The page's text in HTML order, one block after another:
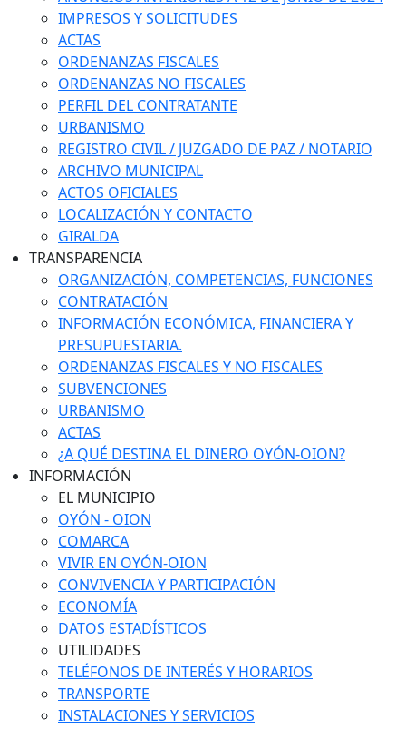
IMPRESOS Y SOLICITUDES
ACTAS
ORDENANZAS FISCALES
ORDENANZAS NO FISCALES
PERFIL DEL CONTRATANTE
URBANISMO
REGISTRO CIVIL / JUZGADO DE PAZ / NOTARIO
ARCHIVO MUNICIPAL
ACTOS OFICIALES
LOCALIZACIÓN Y CONTACTO
GIRALDA
TRANSPARENCIA
ORGANIZACIÓN, COMPETENCIAS, FUNCIONES
CONTRATACIÓN
INFORMACIÓN ECONÓMICA, FINANCIERA Y
PRESUPUESTARIA.
ORDENANZAS FISCALES Y NO FISCALES
SUBVENCIONES
URBANISMO
ACTAS
¿A QUÉ DESTINA EL DINERO OYÓN-OION?
INFORMACIÓN
EL MUNICIPIO
OYÓN - OION
COMARCA
VIVIR EN OYÓN-OION
CONVIVENCIA Y PARTICIPACIÓN
ECONOMÍA
DATOS ESTADÍSTICOS
UTILIDADES
TELÉFONOS DE INTERÉS Y HORARIOS
TRANSPORTE
INSTALACIONES Y SERVICIOS